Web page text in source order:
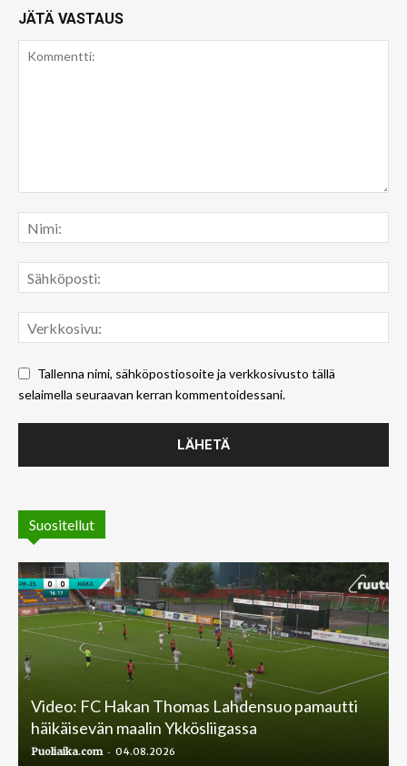
JÄTÄ VASTAUS
Tallenna nimi, sähköpostiosoite ja verkkosivusto tällä
selaimella seuraavan kerran kommentoidessani.
Suositellut
Video: FC Hakan Thomas Lahdensuo pamautti
häikäisevän maalin Ykkösliigassa
Puoliaika.com - 04.08.2026